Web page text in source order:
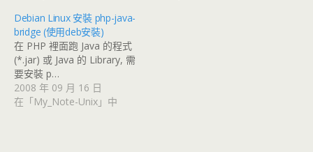
Debian Linux 安裝 php-java-
bridge (使用deb安裝)
在 PHP 裡面跑 Java 的程式
(*.jar) 或 Java 的 Library, 需
要安裝 p…
2008 年 09 月 16 日
在「My_Note-Unix」中